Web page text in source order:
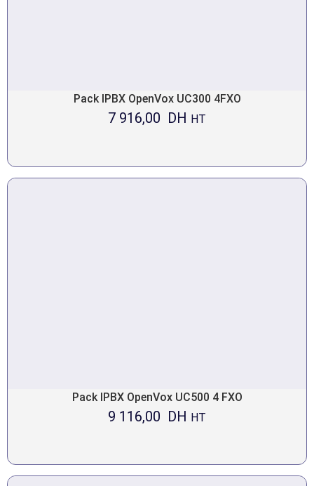
Pack IPBX OpenVox UC300 4FXO
7 916,00 DH HT
Pack IPBX OpenVox UC500 4 FXO
9 116,00 DH HT